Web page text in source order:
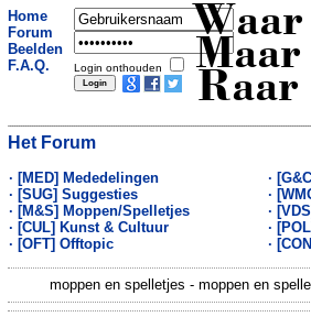
Home
Forum
Beelden
F.A.Q.
Login onthouden
Waar
Maar
Raar
Het Forum
· [MED] Mededelingen
· [SUG] Suggesties
· [M&S] Moppen/Spelletjes
· [CUL] Kunst & Cultuur
· [OFT] Offtopic
·
·
·
·
·
moppen en spelletjes - moppen en